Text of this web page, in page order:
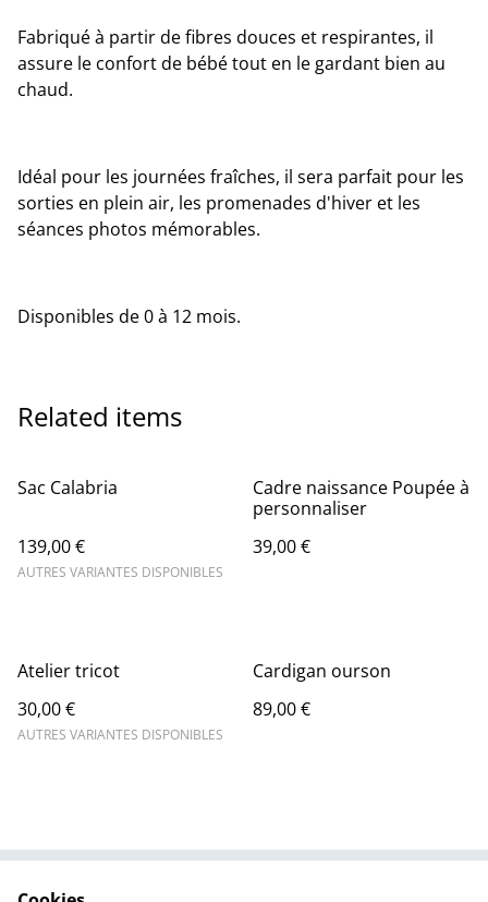
Fabriqué à partir de fibres douces et respirantes, il
assure le confort de bébé tout en le gardant bien au
chaud.
Idéal pour les journées fraîches, il sera parfait pour les
sorties en plein air, les promenades d'hiver et les
séances photos mémorables.
Disponibles de 0 à 12 mois.
Related items
Sac Calabria
139,00 €
AUTRES VARIANTES DISPONIBLES
Cadre naissance Poupée à
personnaliser
39,00 €
Atelier tricot
30,00 €
AUTRES VARIANTES DISPONIBLES
Cardigan ourson
89,00 €